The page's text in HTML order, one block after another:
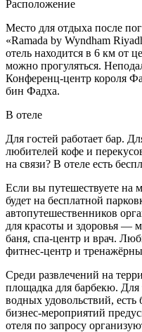
Расположение
Место для отдыха после
«Ramada by Wyndham
отель находится в 6 км от
можно прогуляться.
Конференц-центр короля
бин Фадха.
В отеле
Для гостей работает бар.
любителей кофе и
на связи? В отеле есть
Если вы путешествуете на
будет на бесплатной
автопутешественников
для красоты и здоровья —
баня, спа-центр и врач.
фитнес-центр и
Среди развлечений на
площадка для барбекю. Для
водных удовольствий,
бизнес-мероприятий
отеля по запросу